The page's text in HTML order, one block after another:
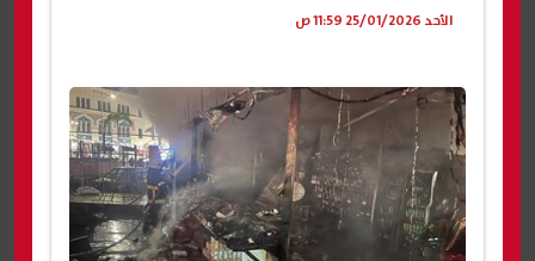
الأحد 25/01/2026 11:59 ص